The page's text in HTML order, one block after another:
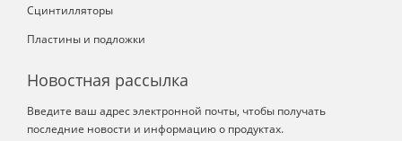
Сцинтилляторы
Пластины и подложки
Новостная рассылка
Введите ваш адрес электронной почты, чтобы получать
последние новости и информацию о продуктах.